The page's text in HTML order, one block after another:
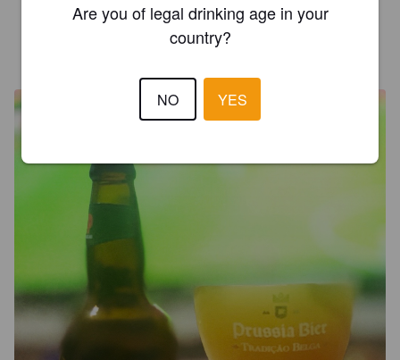
CERVEJEIRO DO ALÉM
Are you of legal drinking age in your
country?
NO YES